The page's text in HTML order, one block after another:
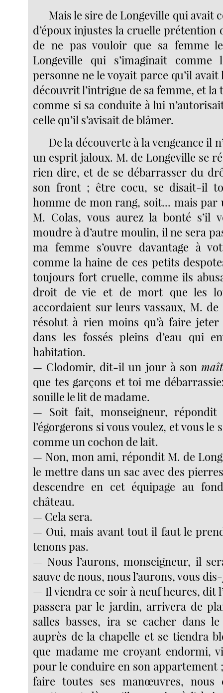
Mais le sire de Longeville qui avait
d’époux injustes la cruelle prétention
de ne pas vouloir que sa femme
Longeville qui s’imaginait
personne ne le voyait parce qu’il
découvrit l’intrigue de sa femme, et la
comme si sa conduite à lui
celle qu’il s’avisait de blâmer.
De la découverte à la vengeance il
un esprit jaloux. M. de Longeville se
rien dire, et de se débarrasser du
son front ; être cocu, se disait-il
homme de mon rang, soit... mais par
M. Colas, vous aurez la bonté s’il
moudre à d’autre moulin, il ne sera
ma femme s’ouvre davantage à
comme la haine de ces petits
toujours fort cruelle, comme ils
droit de vie et de mort que les
accordaient sur leurs vassaux, M.
résolut à rien moins qu’à faire jeter
dans les fossés pleins d’eau qui
habitation.
— Clodomir, dit-il un jour à son
que tes garçons et toi me
souille le lit de madame.
— Soit fait, monseigneur, répondit
l’égorgerons si vous voulez, et vous
comme un cochon de lait.
— Non, mon ami, répondit M. de
le mettre dans un sac avec des
descendre en cet équipage au
château.
— Cela sera.
— Oui, mais avant tout il faut le
tenons pas.
— Nous l’aurons, monseigneur, il
sauve de nous, nous l’aurons, vous
— Il viendra ce soir à neuf heures, dit
passera par le jardin, arrivera de
salles basses, ira se cacher dans
auprès de la chapelle et se tiendra
que madame me croyant endormi,
pour le conduire en son appartement
faire toutes ses manœuvres, nous